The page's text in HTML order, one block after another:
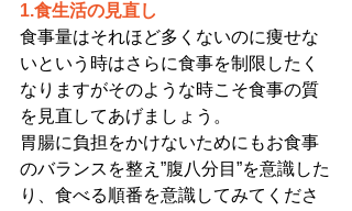
1.食生活の見直し
食事量はそれほど多くないのに痩せな
いという時はさらに食事を制限したく
なりますがそのような時こそ食事の質
を見直してあげましょう。
胃腸に負担をかけないためにもお食事
のバランスを整え”腹八分目”を意識した
り、食べる順番を意識してみてくださ